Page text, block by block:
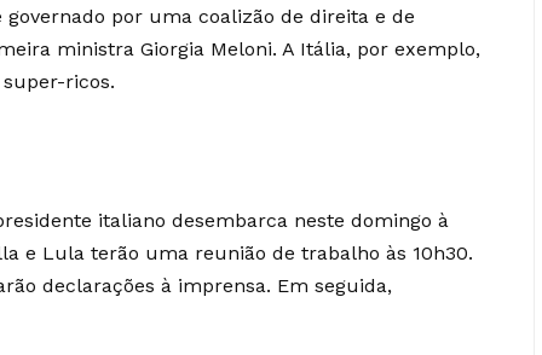
governado por uma coalizão de direita e de
ministra Giorgia Meloni. A Itália, por exemplo,
ricos.
italiano desembarca neste domingo à
e Lula terão uma reunião de trabalho às 10h30.
declarações à imprensa. Em seguida,